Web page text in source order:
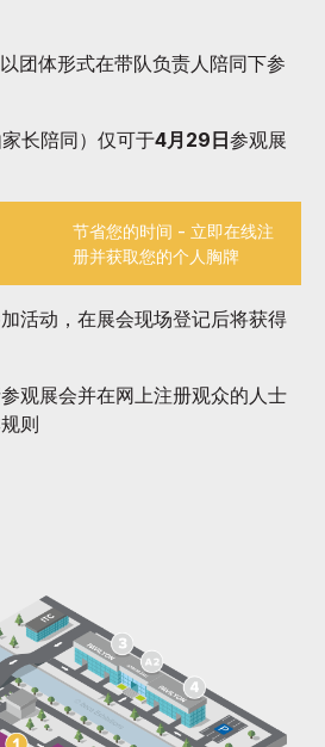
以团体形式在带队负责人陪同下参
长陪同）仅可于4月29日参观展
节省您的时间 - 立即在线注
册并获取您的个人胸牌
活动，在展会现场登记后将获得
观展会并在网上注册观众的人士
则